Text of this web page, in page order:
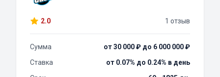
2.0 1 отзыв
Сумма
от 30 000 ₽ до 6 000 000 ₽
Ставка
от 0.07% до 0.24% в день